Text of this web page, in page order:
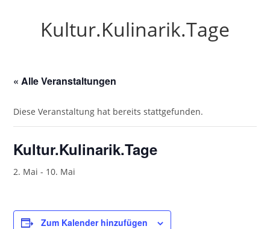
Kultur.Kulinarik.Tage
« Alle Veranstaltungen
Diese Veranstaltung hat bereits stattgefunden.
Kultur.Kulinarik.Tage
2. Mai - 10. Mai
Zum Kalender hinzufügen